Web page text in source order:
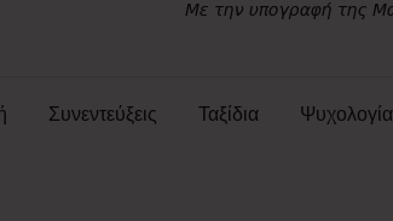
Συνεντεύξεις Ταξίδια Ψυχολογία